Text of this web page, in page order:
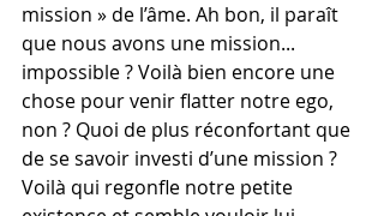
mission » de l’âme. Ah bon, il paraît
que nous avons une mission...
impossible ? Voilà bien encore une
chose pour venir flatter notre ego,
non ? Quoi de plus réconfortant que
de se savoir investi d’une mission ?
Voilà qui regonfle notre petite